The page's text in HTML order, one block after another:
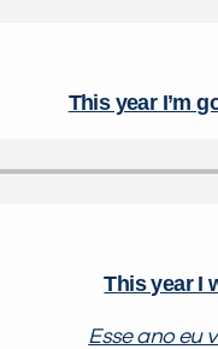
This year I’m
This year I
Esse ano eu